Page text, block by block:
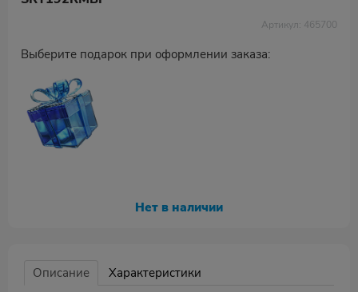
Артикул: 465700
Выберите подарок при оформлении заказа:
Нет в наличии
Описание
Характеристики